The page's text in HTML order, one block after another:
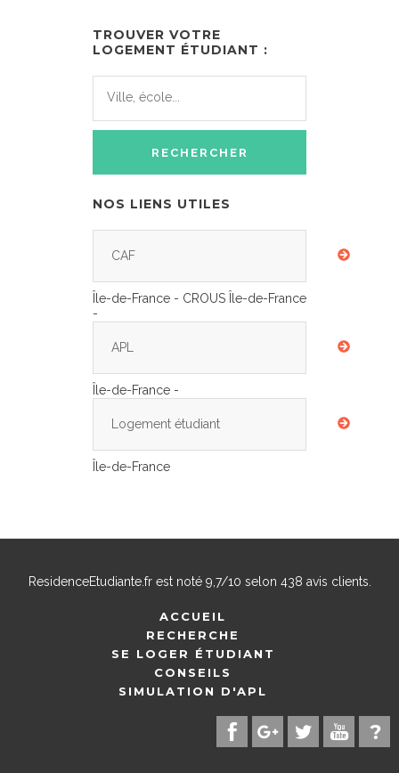
TROUVER VOTRE
LOGEMENT ÉTUDIANT :
NOS LIENS UTILES
CAF
Île-de-France - CROUS Île-de-France
-
APL
Île-de-France -
Logement étudiant
Île-de-France
ResidenceEtudiante.frest noté 9,7/10 selon 438 avis clients.
ACCUEIL
RECHERCHE
SE LOGER ÉTUDIANT
CONSEILS
SIMULATION D'APL